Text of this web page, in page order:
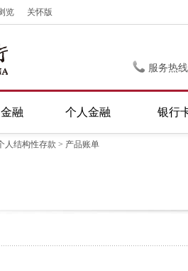
览 关怀版
服务热
融 个人金融 银行
人结构性存款 > 产品账单